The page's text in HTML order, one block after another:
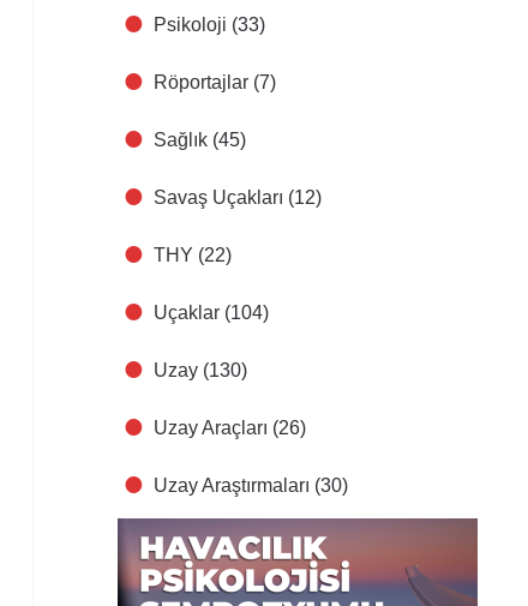
Psikoloji (33)
Röportajlar (7)
Sağlık (45)
Savaş Uçakları (12)
THY (22)
Uçaklar (104)
Uzay (130)
Uzay Araçları (26)
Uzay Araştırmaları (30)